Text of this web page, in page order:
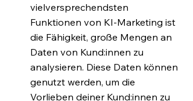
vielversprechendsten
Funktionen von KI-Marketing ist
die Fähigkeit, große Mengen an
Daten von Kund:innen zu
analysieren. Diese Daten können
genutzt werden, um die
Vorlieben deiner Kund:innen zu